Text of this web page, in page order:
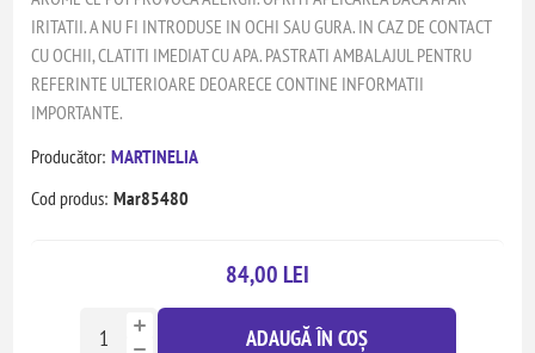
IRITATII. A NU FI INTRODUSE IN OCHI SAU GURA. IN CAZ DE CONTACT
CU OCHII, CLATITI IMEDIAT CU APA. PASTRATI AMBALAJUL PENTRU
REFERINTE ULTERIOARE DEOARECE CONTINE INFORMATII
IMPORTANTE.
Producător: MARTINELIA
Cod produs: Mar85480
84,00 LEI
ADAUGĂ ÎN COȘ